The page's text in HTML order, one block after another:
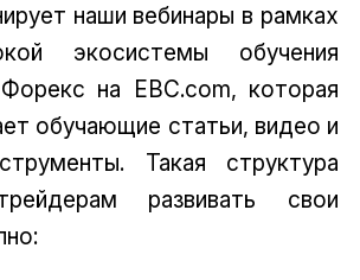
наши вебинары в рамках
экосистемы обучения
на EBC.com, которая
обучающие статьи, видео и
Такая структура
развивать свои